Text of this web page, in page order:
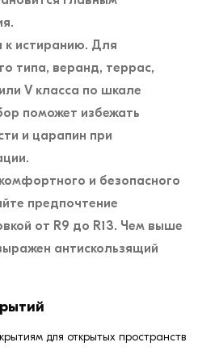
к истиранию. Для
типа, веранд, террас,
V класса по шкале
поможет избежать
и царапин при
и безопасного
предпочтение
от R9 до R13. Чем выше
антискользящий
для открытых пространств